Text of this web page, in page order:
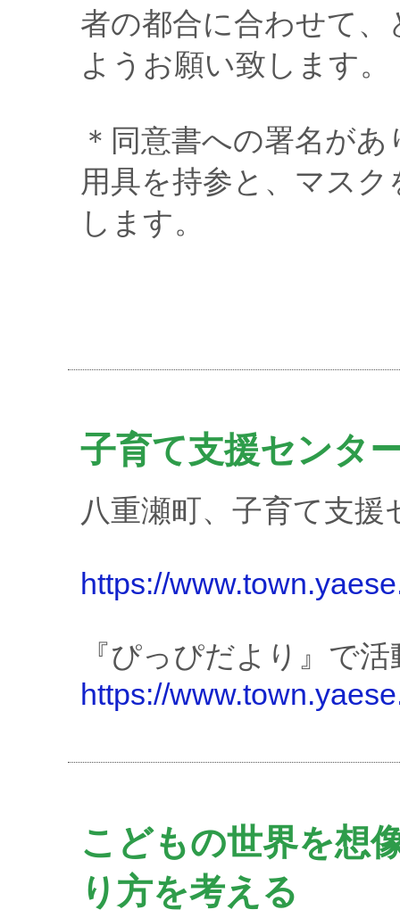
者の都合に合わせて
ようお願い致します。
＊同意書への署名が
用具を持参と、マス
します。
子育て支援センタ
八重瀬町、子育て支
https://
『ぴっぴだより』で
https://
こどもの世界を想
り方を考える